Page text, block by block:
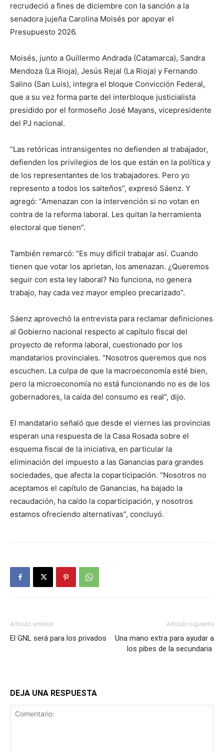
recrudeció a fines de diciembre con la sanción a la
senadora jujeña Carolina Moisés por apoyar el
Presupuesto 2026.
Moisés, junto a Guillermo Andrada (Catamarca), Sandra
Mendoza (La Rioja), Jesús Rejal (La Rioja) y Fernando
Salino (San Luis), integra el bloque Convicción Federal,
que a su vez forma parte del interbloque justicialista
presidido por el formoseño José Mayans, vicepresidente
del PJ nacional.
“Las retóricas intransigentes no defienden al trabajador,
defienden los privilegios de los que están en la política y
de los representantes de los trabajadores. Pero yo
represento a todos los salteños”, expresó Sáenz. Y
agregó: “Amenazan con la intervención si no votan en
contra de la reforma laboral. Les quitan la herramienta
electoral que tienen”.
También remarcó: “Es muy difícil trabajar así. Cuando
tienen que votar los aprietan, los amenazan. ¿Queremos
seguir con esta ley laboral? No funciona, no genera
trabajo, hay cada vez mayor empleo precarizado”.
Sáenz aprovechó la entrevista para reclamar definiciones
al Gobierno nacional respecto al capítulo fiscal del
proyecto de reforma laboral, cuestionado por los
mandatarios provinciales. “Nosotros queremos que nos
escuchen. La culpa de que la macroeconomía esté bien,
pero la microeconomía no está funcionando no es de los
gobernadores, la caída del consumo es real”, dijo.
El mandatario señaló que desde el viernes las provincias
esperan una respuesta de la Casa Rosada sobre el
esquema fiscal de la iniciativa, en particular la
eliminación del impuesto a las Ganancias para grandes
sociedades, que afecta la coparticipación. “Nosotros no
aceptamos el capítulo de Ganancias, ha bajado la
recaudación, ha caído la coparticipación, y nosotros
estamos ofreciendo alternativas”, concluyó.
Artículo anterior
El GNL será para los privados
Artículo siguiente
Una mano extra para ayudar a
los pibes de la secundaria
DEJA UNA RESPUESTA